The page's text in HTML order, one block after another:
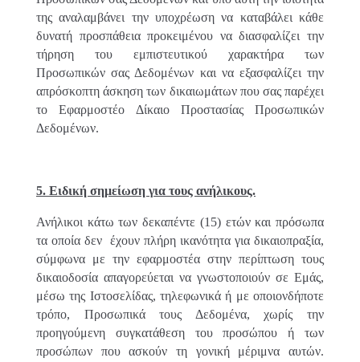
της αναλαμβάνει την υποχρέωση να καταβάλει κάθε
δυνατή προσπάθεια προκειμένου να διασφαλίζει την
τήρηση του εμπιστευτικού χαρακτήρα των
Προσωπικών σας Δεδομένων και να εξασφαλίζει την
απρόσκοπτη άσκηση των δικαιωμάτων που σας παρέχει
το Εφαρμοστέο Δίκαιο Προστασίας Προσωπικών
Δεδομένων.
5. Ειδική σημείωση για τους ανήλικους.
Ανήλικοι κάτω των δεκαπέντε (15) ετών και πρόσωπα
τα οποία δεν έχουν πλήρη ικανότητα για δικαιοπραξία,
σύμφωνα με την εφαρμοστέα στην περίπτωση τους
δικαιοδοσία απαγορεύεται να γνωστοποιούν σε Εμάς,
μέσω της Ιστοσελίδας, τηλεφωνικά ή με οποιονδήποτε
τρόπο, Προσωπικά τους Δεδομένα, χωρίς την
προηγούμενη συγκατάθεση του προσώπου ή των
προσώπων που ασκούν τη γονική μέριμνα αυτών.